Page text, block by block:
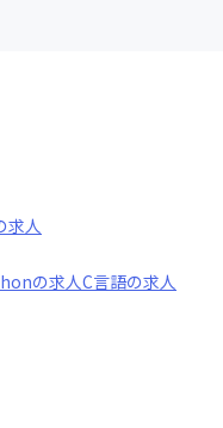
求人
の求人C言語の求人